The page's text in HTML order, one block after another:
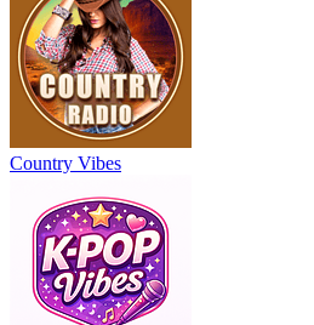
Country Vibes